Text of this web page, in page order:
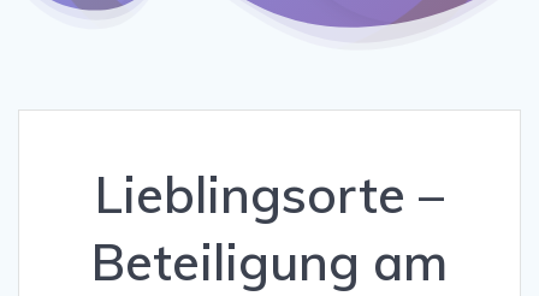
Lieblingsorte –
Beteiligung am